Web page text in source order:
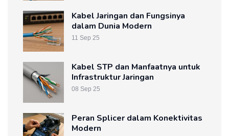
Kabel Jaringan dan Fungsinya
dalam Dunia Modern
11 Sep 25
Kabel STP dan Manfaatnya untuk
Infrastruktur Jaringan
08 Sep 25
Peran Splicer dalam Konektivitas
Modern